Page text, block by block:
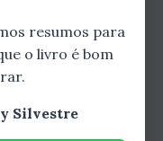
o livro
resumos para
o livro é bom
Silvestre